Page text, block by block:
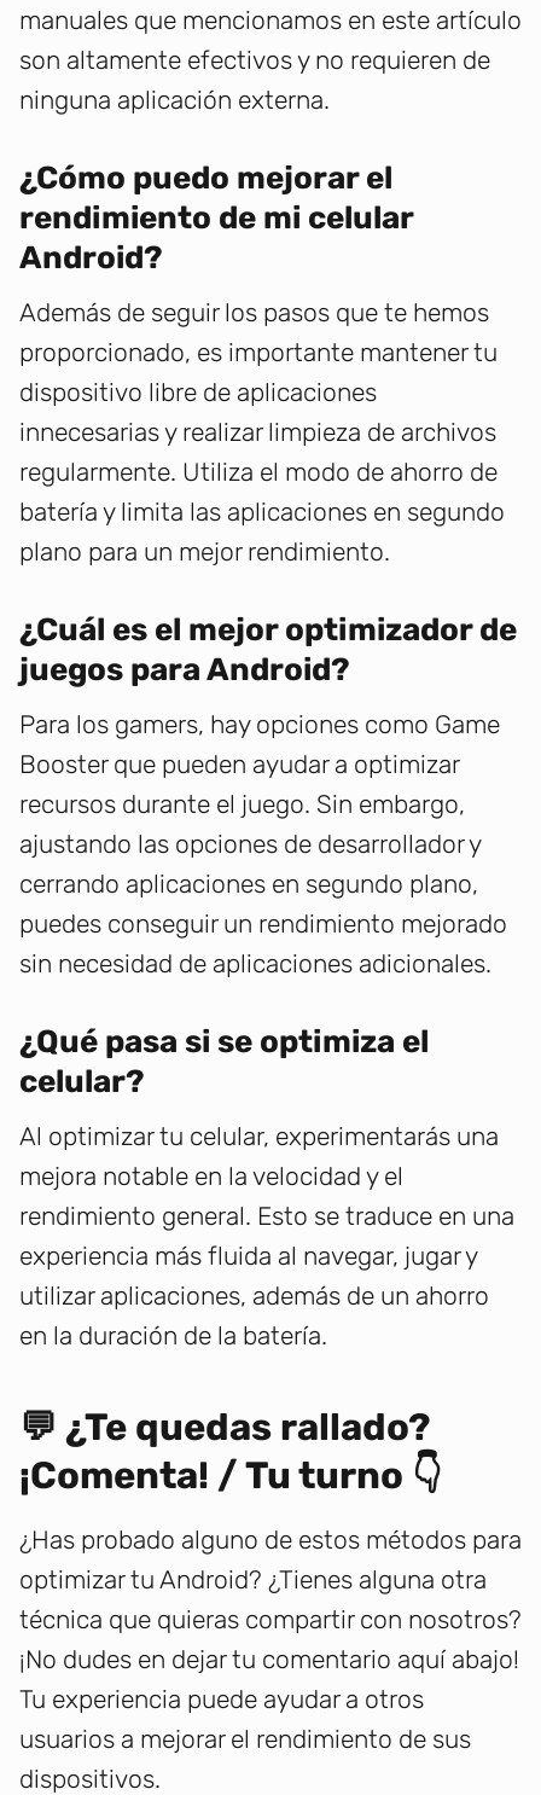
manuales que mencionamos en este artículo
son altamente efectivos y no requieren de
ninguna aplicación externa.
¿Cómo puedo mejorar el
rendimiento de mi celular
Android?
Además de seguir los pasos que te hemos
proporcionado, es importante mantener tu
dispositivo libre de aplicaciones
innecesarias y realizar limpieza de archivos
regularmente. Utiliza el modo de ahorro de
batería y limita las aplicaciones en segundo
plano para un mejor rendimiento.
¿Cuál es el mejor optimizador de
juegos para Android?
Para los gamers, hay opciones como Game
Booster que pueden ayudar a optimizar
recursos durante el juego. Sin embargo,
ajustando las opciones de desarrollador y
cerrando aplicaciones en segundo plano,
puedes conseguir un rendimiento mejorado
sin necesidad de aplicaciones adicionales.
¿Qué pasa si se optimiza el
celular?
Al optimizar tu celular, experimentarás una
mejora notable en la velocidad y el
rendimiento general. Esto se traduce en una
experiencia más fluida al navegar, jugar y
utilizar aplicaciones, además de un ahorro
en la duración de la batería.
💬 ¿Te quedas rallado?
¡Comenta! / Tu turno 👇
¿Has probado alguno de estos métodos para
optimizar tu Android? ¿Tienes alguna otra
técnica que quieras compartir con nosotros?
¡No dudes en dejar tu comentario aquí abajo!
Tu experiencia puede ayudar a otros
usuarios a mejorar el rendimiento de sus
dispositivos.